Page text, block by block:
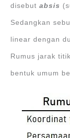
disebut absis
Sedangkan
linear dengan
Rumus jarak
bentuk umum